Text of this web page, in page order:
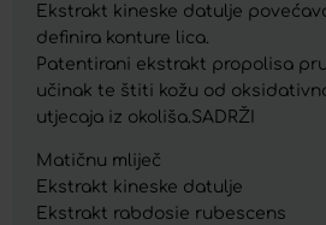
Ekstrakt kineske datulje
definira konture lica.
Patentirani ekstrakt propolisa
učinak te štiti kožu od
utjecaja iz okoliša.SADRŽI
Matičnu mliječ
Ekstrakt kineske datulje
Ekstrakt rabdosie rubescens